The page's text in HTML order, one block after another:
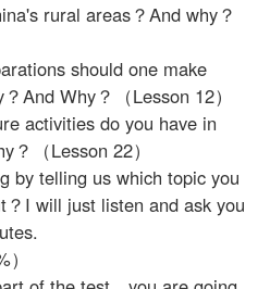
rural areas？And why？
should one make
And Why？（Lesson 12）
activities do you have in
（Lesson 22）
telling us which topic you
I will just listen and ask you